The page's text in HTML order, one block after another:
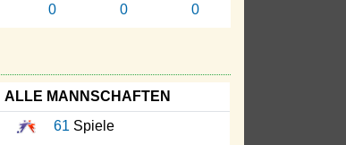
0 0 0
ALLE MANNSCHAFTEN
61 Spiele